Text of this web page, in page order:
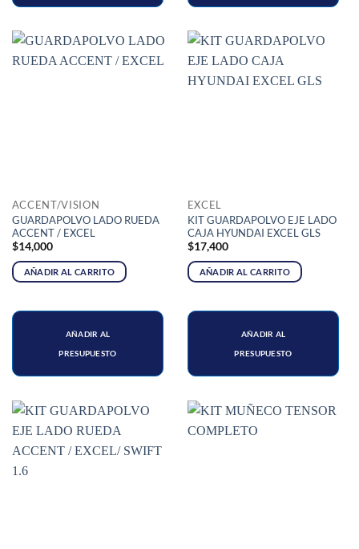
ACCENT/VISION
GUARDAPOLVO LADO RUEDA
ACCENT / EXCEL
$14,000
AÑADIR AL CARRITO
AÑADIR AL
PRESUPUESTO
EXCEL
KIT GUARDAPOLVO EJE LADO
CAJA HYUNDAI EXCEL GLS
$17,400
AÑADIR AL CARRITO
AÑADIR AL
PRESUPUESTO